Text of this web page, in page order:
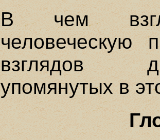
В чем
человеческую
взглядов
упомянутых в